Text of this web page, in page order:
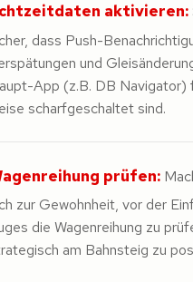
aktivieren:
dass Push-
und
App (z.B. DB Navigator)
scharfgeschaltet sind.
prüfen:
zur Gewohnheit, vor der
die Wagenreihung zu
am Bahnsteig zu